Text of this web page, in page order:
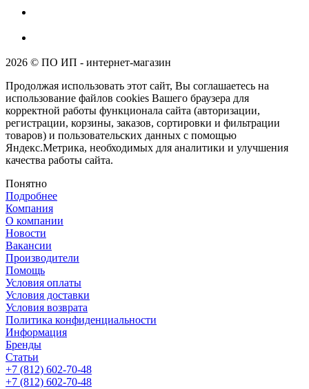
2026 © ПО ИП - интернет-магазин
Продолжая использовать этот сайт, Вы соглашаетесь на
использование файлов cookies Вашего браузера для
корректной работы функционала сайта (авторизации,
регистрации, корзины, заказов, сортировки и фильтрации
товаров) и пользовательских данных с помощью
Яндекс.Метрика, необходимых для аналитики и улучшения
качества работы сайта.
Понятно
Подробнее
Компания
О компании
Новости
Вакансии
Производители
Помощь
Условия оплаты
Условия доставки
Условия возврата
Политика конфиденциальности
Информация
Бренды
Статьи
+7 (812) 602-70-48
+7 (812) 602-70-48